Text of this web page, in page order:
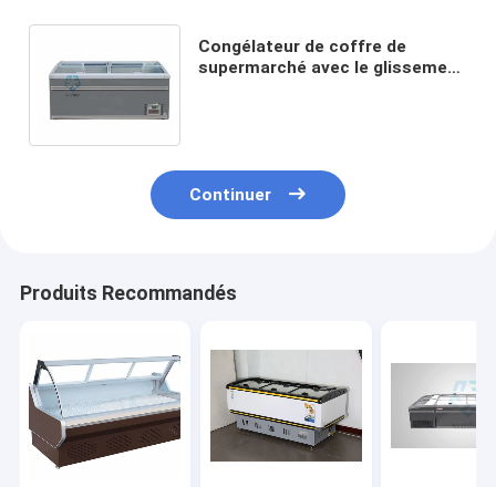
Congélateur de coffre de
supermarché avec le glissement
Continuer
Produits Recommandés